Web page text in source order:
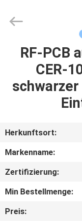
HAUSE
PRODUKTE
VIDEOS
UNS
Reserved.RF-PCB
CER-
Herkunftsort:
Markenname:
Zertifizierung:
Min Bestellmenge:
Preis: